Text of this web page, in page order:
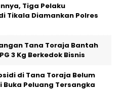
Tiga Pelaku
Tikala Diamankan Polres
Tana Toraja Bantah
3 Kg Berkedok Bisnis
di Tana Toraja Belum
Buka Peluang Tersangka